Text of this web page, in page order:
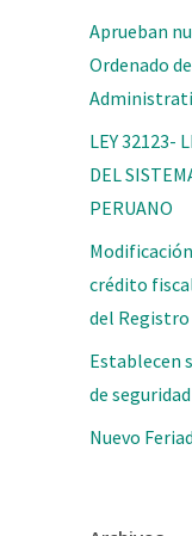
Aprueban
Ordenado
LEY 32123-
DEL
PERUANO
crédito
del Registro
Establecen
de
Nuevo